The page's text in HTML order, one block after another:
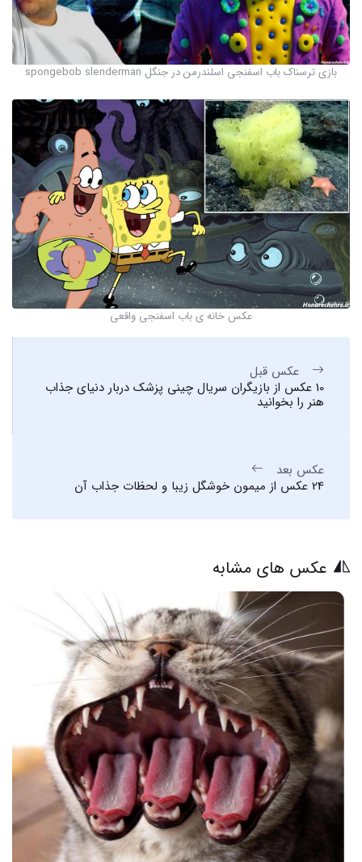
بازی ترسناک باب اسفنجی اسلندرمن در جنگل spongebob slenderman
عکس خانه ی باب اسفنجی واقعی
عکس قبل
10 عکس از بازیگران سریال چینی پزشک دربار دنیای جذاب
هنر را بخوانید
عکس بعد
24 عکس از میمون خوشگل زیبا و لحظات جذاب آن
عکس های مشابه